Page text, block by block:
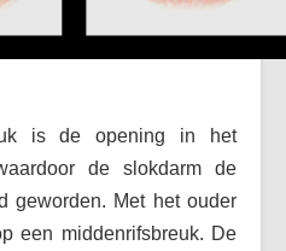
is de opening in het
de slokdarm de
geworden. Met het ouder
een middenrifsbreuk. De